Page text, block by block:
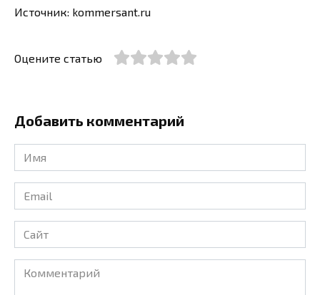
Источник: kommersant.ru
Оцените статью
Добавить комментарий
Имя
*
Email
*
Сайт
Комментарий